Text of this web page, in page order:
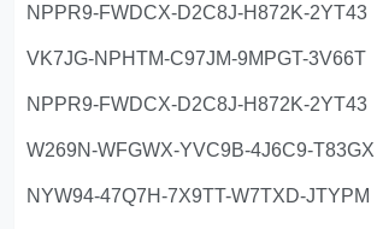
NPPR9-FWDCX-D2C8J-H872K-2YT43
VK7JG-NPHTM-C97JM-9MPGT-3V66T
NPPR9-FWDCX-D2C8J-H872K-2YT43
W269N-WFGWX-YVC9B-4J6C9-T83GX
NYW94-47Q7H-7X9TT-W7TXD-JTYPM